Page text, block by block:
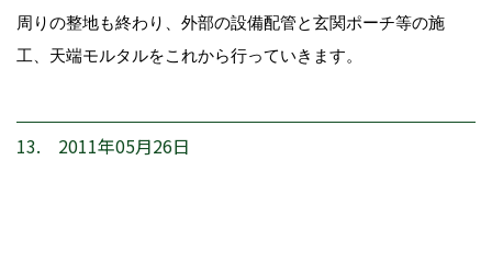
周りの整地も終わり、外部の設備配管と玄関ポーチ等の施
工、天端モルタルをこれから行っていきます。
13. 2011年05月26日